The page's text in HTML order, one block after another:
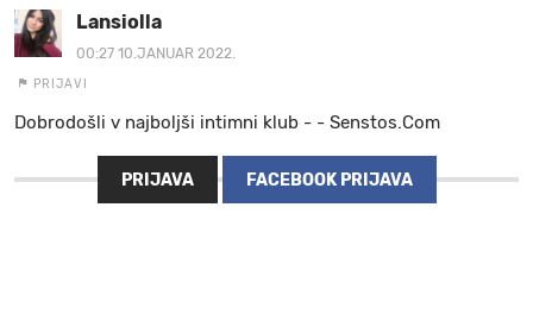
Lansiolla
00:27 10.JANUAR 2022.
PRIJAVI
Dobrodošli v najboljši intimni klub - - Se︆︆ns︆︆to︆︆s︆︆.︆︆C︆︆o︆︆m
PRIJAVA FACEBOOK PRIJAVA